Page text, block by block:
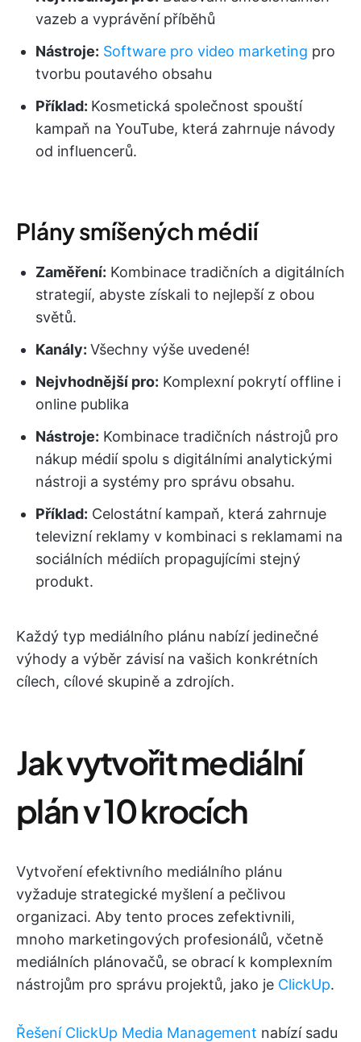
vazeb a vyprávění příběhů
Nástroje: Software pro video marketing pro
tvorbu poutavého obsahu
Příklad: Kosmetická společnost spouští
kampaň na YouTube, která zahrnuje návody
od influencerů.
Plány smíšených médií
Zaměření: Kombinace tradičních a digitálních
strategií, abyste získali to nejlepší z obou
světů.
Kanály: Všechny výše uvedené!
Nejvhodnější pro: Komplexní pokrytí offline i
online publika
Nástroje: Kombinace tradičních nástrojů pro
nákup médií spolu s digitálními analytickými
nástroji a systémy pro správu obsahu.
Příklad: Celostátní kampaň, která zahrnuje
televizní reklamy v kombinaci s reklamami na
sociálních médiích propagujícími stejný
produkt.
Každý typ mediálního plánu nabízí jedinečné
výhody a výběr závisí na vašich konkrétních
cílech, cílové skupině a zdrojích.
Jak vytvořit mediální
plán v 10 krocích
Vytvoření efektivního mediálního plánu
vyžaduje strategické myšlení a pečlivou
organizaci. Aby tento proces zefektivnili,
mnoho marketingových profesionálů, včetně
mediálních plánovačů, se obrací k komplexním
nástrojům pro správu projektů, jako je ClickUp.
Řešení ClickUp Media Management nabízí sadu